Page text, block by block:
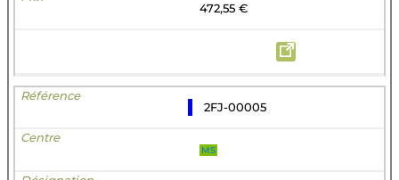
472,55 €
2FJ-00005
MS